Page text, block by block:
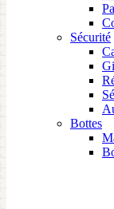
Sécurité
Bottes